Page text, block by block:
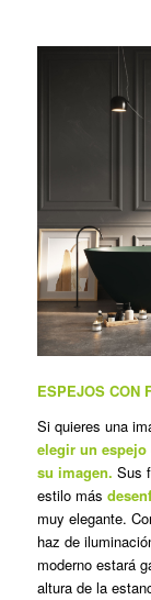
ESPEJOS CON
Si quieres una
elegir un espejo
su imagen. Sus
estilo más
muy elegante.
haz de
moderno estará
altura de la